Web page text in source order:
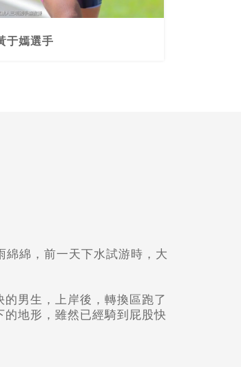
于嫣選手
綿綿，前一天下水試游時，大
男生，
上岸後，轉換區跑了
地形， 雖然已經騎到屁股快